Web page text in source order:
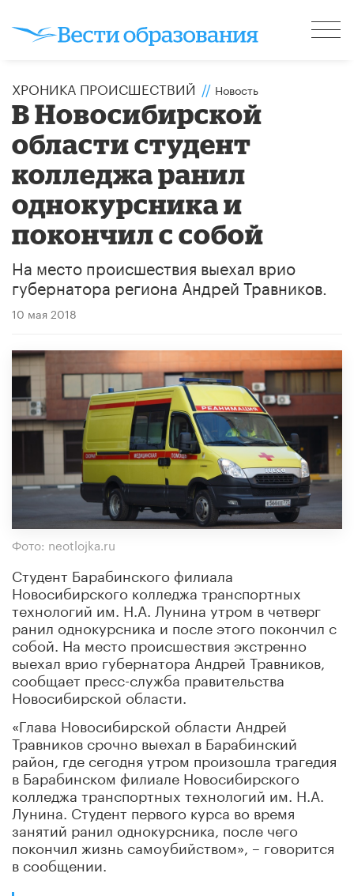
ХРОНИКА ПРОИСШЕСТВИЙ // Новость
В Новосибирской
области студент
колледжа ранил
однокурсника и
покончил с собой
На место происшествия выехал врио
губернатора региона Андрей Травников.
10 мая 2018
Фото: neotlojka.ru
Студент Барабинского филиала
Новосибирского колледжа транспортных
технологий им. Н.А. Лунина утром в четверг
ранил однокурсника и после этого покончил с
собой. На место происшествия экстренно
выехал врио губернатора Андрей Травников,
сообщает пресс-служба правительства
Новосибирской области.
«Глава Новосибирской области Андрей
Травников срочно выехал в Барабинский
район, где сегодня утром произошла трагедия
в Барабинском филиале Новосибирского
колледжа транспортных технологий им. Н.А.
Лунина. Студент первого курса во время
занятий ранил однокурсника, после чего
покончил жизнь самоубийством», – говорится
в сообщении.